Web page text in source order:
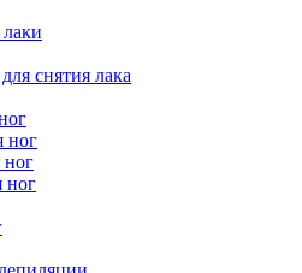
снятия лака
ног
ног
ног